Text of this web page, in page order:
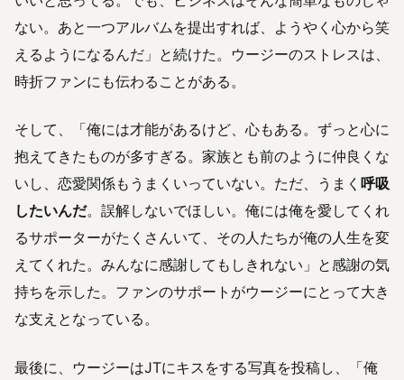
ない。あと一つアルバムを提出すれば、ようやく心から笑
えるようになるんだ」と続けた。ウージーのストレスは、
時折ファンにも伝わることがある。
そして、「俺には才能があるけど、心もある。ずっと心に
抱えてきたものが多すぎる。家族とも前のように仲良くな
いし、恋愛関係もうまくいっていない。ただ、うまく 呼吸
したいんだ。誤解しないでほしい。俺には俺を愛してくれ
るサポーターがたくさんいて、その人たちが俺の人生を変
えてくれた。みんなに感謝してもしきれない」と感謝の気
持ちを示した。ファンのサポートがウージーにとって大き
な支えとなっている。
最後に、ウージーはJTにキスをする写真を投稿し、「俺